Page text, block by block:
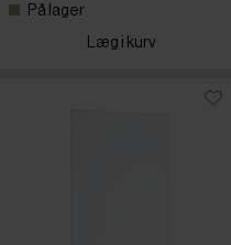
På lager
Læg i kurv